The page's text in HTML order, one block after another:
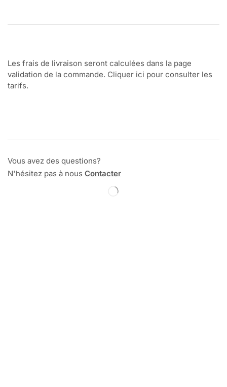
Les frais de livraison seront calculées dans la page
validation de la commande. Cliquer ici pour consulter les
tarifs.
Vous avez des questions?
N'hésitez pas à nous Contacter